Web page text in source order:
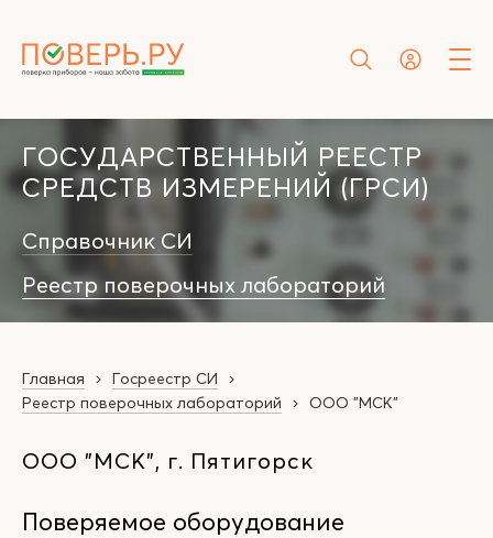
ГОСУДАРСТВЕННЫЙ РЕЕСТР
СРЕДСТВ ИЗМЕРЕНИЙ (ГРСИ)
Справочник СИ
Реестр поверочных лабораторий
Главная
Госреестр СИ
Реестр поверочных лабораторий
ООО "МСК"
ООО "МСК", г. Пятигорск
Поверяемое оборудование